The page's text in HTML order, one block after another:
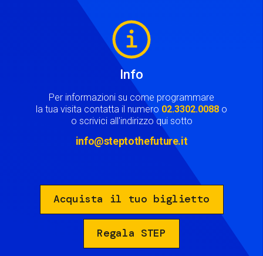
Info
Per informazioni su come programmare
la tua visita contatta il numero 02.3302.0088 o
o scrivici all'indirizzo qui sotto
info@steptothefuture.it
Acquista il tuo biglietto
Regala STEP